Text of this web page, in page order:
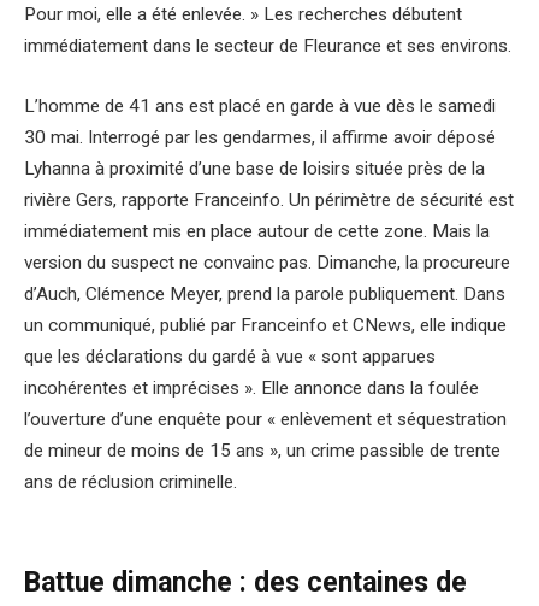
Pour moi, elle a été enlevée. » Les recherches débutent
immédiatement dans le secteur de Fleurance et ses environs.
L’homme de 41 ans est placé en garde à vue dès le samedi
30 mai. Interrogé par les gendarmes, il affirme avoir déposé
Lyhanna à proximité d’une base de loisirs située près de la
rivière Gers, rapporte Franceinfo. Un périmètre de sécurité est
immédiatement mis en place autour de cette zone. Mais la
version du suspect ne convainc pas. Dimanche, la procureure
d’Auch, Clémence Meyer, prend la parole publiquement. Dans
un communiqué, publié par Franceinfo et CNews, elle indique
que les déclarations du gardé à vue « sont apparues
incohérentes et imprécises ». Elle annonce dans la foulée
l’ouverture d’une enquête pour « enlèvement et séquestration
de mineur de moins de 15 ans », un crime passible de trente
ans de réclusion criminelle.
Battue dimanche : des centaines de